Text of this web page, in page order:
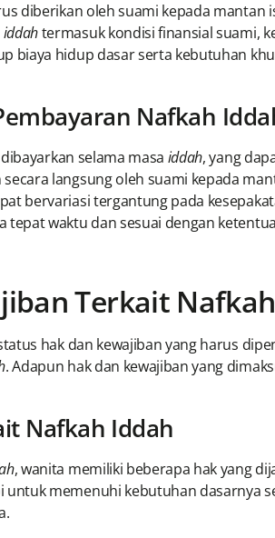
diberikan oleh suami kepada mantan
iddahtermasuk kondisi finansial suami,
biaya hidup dasar serta kebutuhan
Nafkah
selama masa iddah, yang
langsung oleh suami kepada
bervariasi tergantung pada
tepat waktu dan sesuai dengan
Terkait
hak dan kewajiban yang harus
. Adapun hak dan kewajiban yang
Nafkah Iddah
, wanita memiliki beberapa hak yang
untuk memenuhi kebutuhan dasarnya